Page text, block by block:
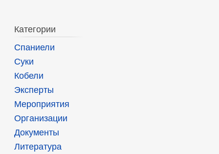
Категории
Спаниели
Суки
Кобели
Эксперты
Мероприятия
Организации
Документы
Литература